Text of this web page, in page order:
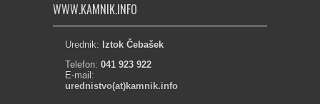
WWW.KAMNIK.INFO
Urednik: Iztok Čebašek
Telefon: 041 923 922
E-mail:
urednistvo(at)kamnik.info